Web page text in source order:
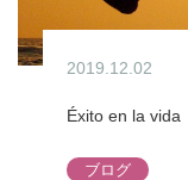
2019.12.02
Éxito en la vida
ブログ